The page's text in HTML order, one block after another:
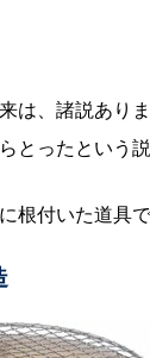
は、諸説あり
とったという説
根付いた道具